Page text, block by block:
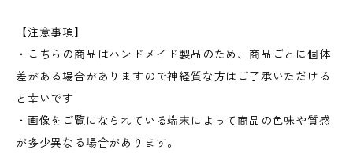
【注意事項】
・こちらの商品はハンドメイド製品のため、商品ごとに個体
差がある場合がありますので神経質な方はご了承いただける
と幸いです
・画像をご覧になられている端末によって商品の色味や質感
が多少異なる場合があります。